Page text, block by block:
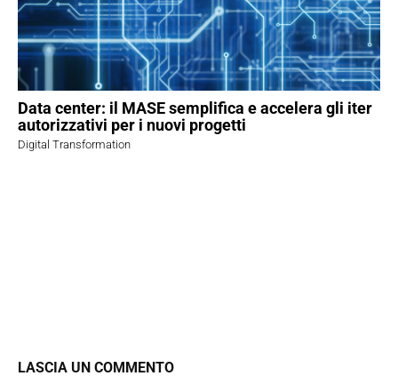
Data center: il MASE semplifica e accelera gli iter
autorizzativi per i nuovi progetti
Digital Transformation
LASCIA UN COMMENTO